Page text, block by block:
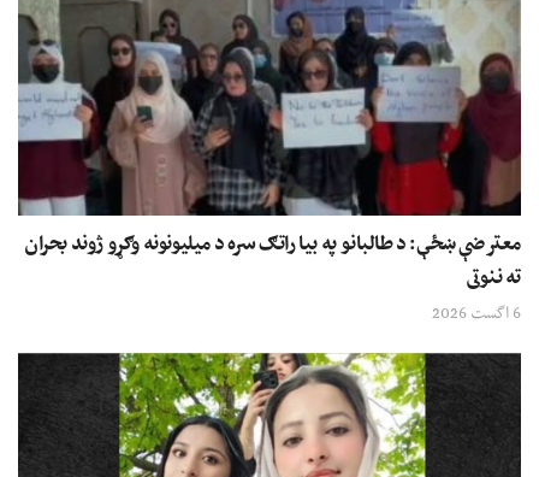
معترضې ښځې: د طالبانو په بیا راتګ سره د میلیونونه وګړو ژوند بحران
ته ننوتی
6 اگست 2026